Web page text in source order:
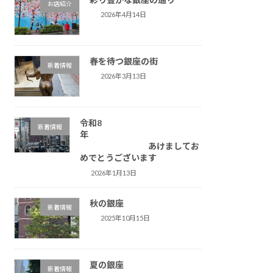
お店紹介
2026年4月14日
新着情報 春を待つ銀座の街
2026年3月13日
新着情報
令和8
年
あけましてお
めでとうございます
2026年1月13日
新着情報 秋の銀座
2025年10月15日
新着情報 夏の銀座